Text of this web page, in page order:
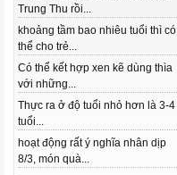
Trung Thu rồi...
khoảng tầm bao nhiêu tuổi thì có
thể cho trẻ...
Có thể kết hợp xen kẽ dùng thìa
với những...
Thực ra ở độ tuổi nhỏ hơn là 3-4
tuổi...
hoạt động rất ý nghĩa nhân dịp
8/3, món quà...